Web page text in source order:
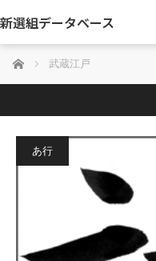
新選組データベース
ホーム 武蔵江戸
あ行